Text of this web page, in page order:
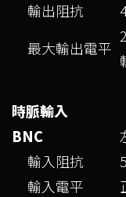
輸出阻抗
最大輸出電平
時脈輸入
BNC
輸入阻抗
輸入電平